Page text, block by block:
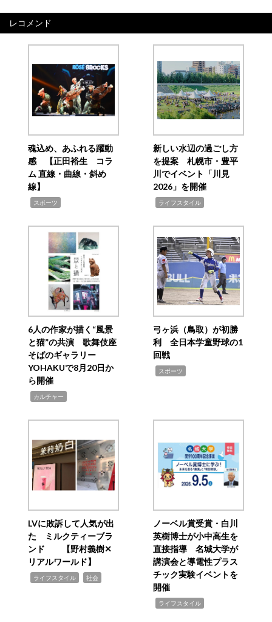
レコメンド
魂込め、あふれる躍動
感 【正田裕生 コラ
ム 直線・曲線・斜め
線】
スポーツ
新しい水辺の過ごし方
を提案 札幌市・豊平
川でイベント「川見
2026」を開催
ライフスタイル
6人の作家が描く“風景
と猫”の共演 歌舞伎座
そばのギャラリー
YOHAKUで8月20日か
ら開催
カルチャー
弓ヶ浜（鳥取）が初勝
利 全日本学童野球の1
回戦
スポーツ
LVに敗訴して人気が出
た ミルクティーブラ
ンド 【野村義樹✕
リアルワールド】
ライフスタイル 社会
ノーベル賞受賞・白川
英樹博士が小中高生を
直接指導 名城大学が
講演会と導電性プラス
チック実験イベントを
開催
ライフスタイル